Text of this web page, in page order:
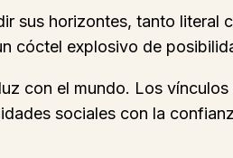
sus horizontes, tanto
cóctel explosivo de
con el mundo. Los
sociales con la